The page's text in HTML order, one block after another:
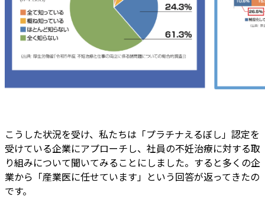
こうした状況を受け、私たちは「プラチナえるぼし」認定を
受けている企業にアプローチし、社員の不妊治療に対する取
り組みについて聞いてみることにしました。すると多くの企
業から「産業医に任せています」という回答が返ってきたの
です。